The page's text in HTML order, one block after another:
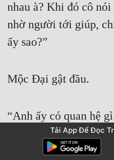
nhau à? Khi đó cô
nhờ người tới giúp,
ấy sao?”
Mộc Đại gật đầu.
“Anh ấy có quan hệ
Tải App Để Đọc